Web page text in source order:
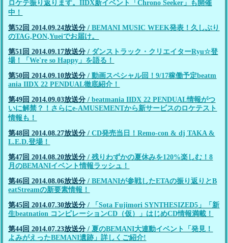
ロケテ振り返ります。IIDX新イベント「Chrono Seeker」も開催
中！
第52回 2014.09.24放送分 /BEMANI MUSIC WEEK発表！久しぶり
のTAG,PON,Yueiでお届け。
第51回 2014.09.17放送分 / ダンストラック・クリエイターRyu☆登
場！「We're so Happy」を語る！
第50回 2014.09.10放送分 /動画スペシャル回！9/17稼働予定beatm
ania IIDX 22 PENDUAL徹底紹介！
第49回 2014.09.03放送分 /beatmania IIDX 22 PENDUAL情報がつ
いに解禁？！さらにe-AMUSEMENTから新サービスのロケテスト
情報も！
第48回 2014.08.27放送分 /CD発売当日！Remo-con & dj TAKA &
L.E.D.登場！
第47回 2014.08.20放送分 /残りわずかの夏休みを120%楽しむ！8
月のBEMANIイベント情報ラッシュ！
第46回 2014.08.06放送分 /BEMANIが参戦したETAの振り返りとB
eatStreamの新要素情報！
第45回 2014.07.30放送分 / 「Sota Fujimori SYNTHESIZED5」「新
生beatnation コンピレーションCD（仮）」はじめCD情報満載！
第44回 2014.07.23放送分 /夏のBEMANI大連動イベント「発見！
よみがえったBEMANI遺跡」詳しくご紹介!